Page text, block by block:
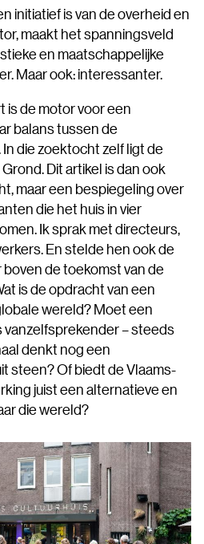
initiatief is van de overheid en
maakt het spanningsveld
en maatschappelijke
Maar ook: interessanter.
is de motor voor een
balans tussen de
die zoektocht zelf ligt de
Dit artikel is dan ook
maar een bespiegeling over
die het huis in vier
Ik sprak met directeurs,
En stelde hen ook de
de toekomst van de
is de opdracht van een
wereld? Moet een
– steeds
denkt nog een
steen? Of biedt de Vlaams-
juist een alternatieve en
die wereld?